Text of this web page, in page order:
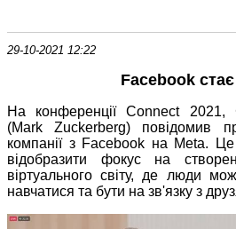
29-10-2021 12:22
Facebook
На конференції Connect
(Mark Zuckerberg) повідомив
компанії з Facebook на Meta. Це
відобразити фокус на
віртуального світу, де люди
навчатися та бути на зв'язку з